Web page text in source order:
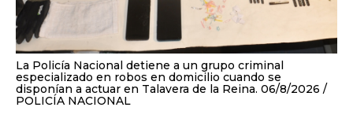
La Policía Nacional detiene a un grupo criminal
especializado en robos en domicilio cuando se
disponían a actuar en Talavera de la Reina. 06/8/2026
POLICÍA NACIONAL